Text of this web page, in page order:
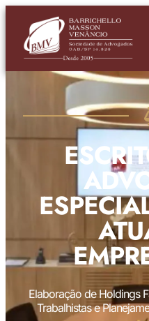
Elaboração de Holdings
Trabalhistas e